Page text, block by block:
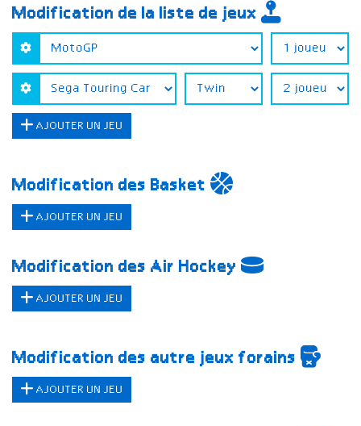
Modification de la liste de jeux
AJOUTER UN JEU
Modification des Basket
AJOUTER UN JEU
Modification des Air Hockey
AJOUTER UN JEU
Modification des autre jeux forains
AJOUTER UN JEU